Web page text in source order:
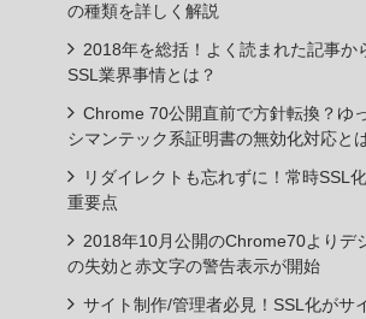
の種類を詳しく解説
2018年を総括！よく読まれた記事か
SSL業界事情とは？
Chrome 70公開直前で方針転換？ゆ
シマンテック系証明書の無効化対応と
リダイレクトも忘れずに！常時SSL
重要点
2018年10月公開のChrome70よりデ
の失効と赤文字の警告表示が開始
サイト制作/管理者必見！SSL化がサ